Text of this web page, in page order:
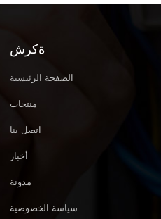
ةكرش
الصفحة الرئيسية
منتجات
اتصل بنا
أخبار
مدونة
سياسة الخصوصية